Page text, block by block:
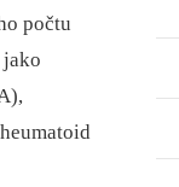
počtu
jako